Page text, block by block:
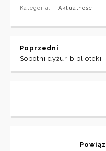
Kategoria: Aktualności
Poprzedni
Sobotni dyżur biblioteki